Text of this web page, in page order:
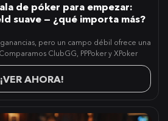
de póker para empezar:
suave — ¿qué importa más?
pero un campo débil ofrece una
ClubGG, PPPoker y XPoker
¡VER AHORA!